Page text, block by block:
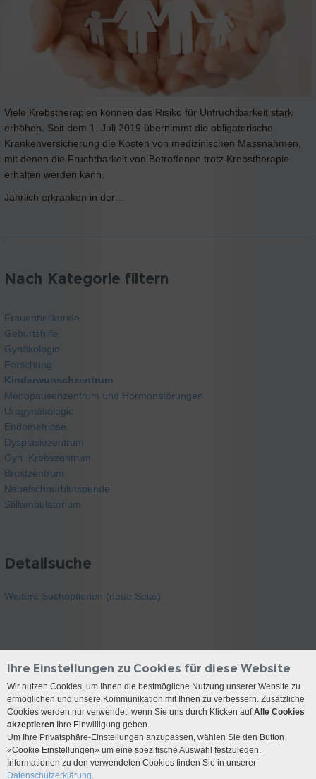
Viele Krebstherapien können das Risiko für Unfruchtbarkeit stark
erhöhen. Seit dem 1. Juli 2019 übernimmt die obligatorische
Krankenversicherung die Kosten von medizinischen Massnahmen,
mit denen die Fruchtbarkeit von Betroffenen trotz Krebstherapie
erhalten werden kann.
Jährlich erkranken in der…
Nach Kategorie filtern
Frauenheilkunde
Geburtshilfe
Gynäkologie
Forschung
Kinderwunschzentrum
Menopausenzentrum und Hormonstörungen
Urogynäkologie
Endometriose
Dysplasiezentrum
Gyn. Krebszentrum
Brustzentrum
Nabelschnurblutspende
Stillambulatorium
Detailsuche
Weitere Suchoptionen (neue Seite)
Kontakt
Anreise
Social Media
Ihre Einstellungen zu Cookies für diese Website
Wir nutzen Cookies, um Ihnen die bestmögliche Nutzung unserer Website zu
ermöglichen und unsere Kommunikation mit Ihnen zu verbessern. Zusätzliche
Cookies werden nur verwendet, wenn Sie uns durch Klicken aufAlle Cookies
akzeptieren Ihre Einwilligung geben.
Um Ihre Privatsphäre-Einstellungen anzupassen, wählen Sie den Button
«Cookie Einstellungen» um eine spezifische Auswahl festzulegen.
Informationen zu den verwendeten Cookies finden Sie in unserer
Datenschutzerklärung.